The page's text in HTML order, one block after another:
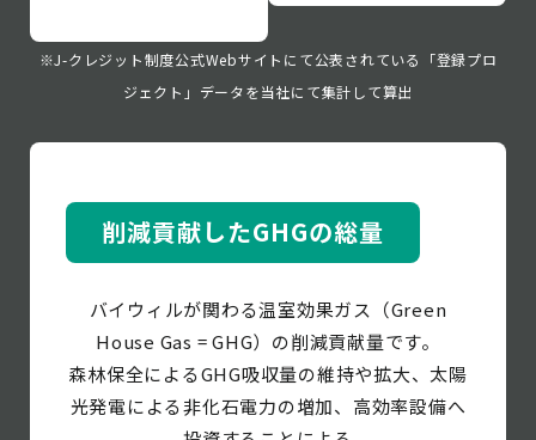
※J-クレジット制度公式Webサイトにて公表されている「登録プロ
ジェクト」データを当社にて集計して算出
削減貢献したGHGの総量
バイウィルが関わる温室効果ガス（Green
House Gas = GHG）の削減貢献量です。
森林保全によるGHG吸収量の維持や拡大、太陽
光発電による非化石電力の増加、高効率設備へ